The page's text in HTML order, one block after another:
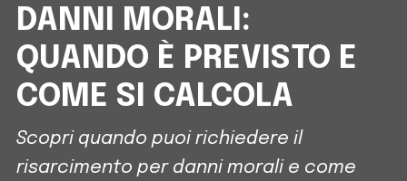
DANNI MORALI:
QUANDO È PREVISTO E
COME SI CALCOLA
Scopri quando puoi richiedere il
risarcimento per danni morali e come